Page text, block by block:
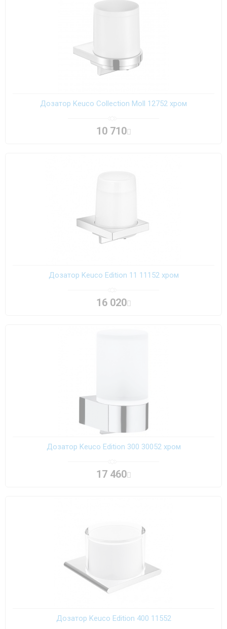
Дозатор Keuco Collection Moll 12752 хром
10 710
Дозатор Keuco Edition 11 11152 хром
16 020
Дозатор Keuco Edition 300 30052 хром
17 460
Дозатор Keuco Edition 400 11552